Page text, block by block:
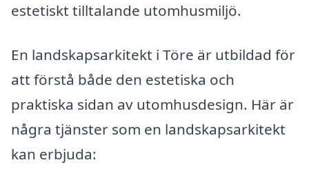
estetiskt tilltalande utomhusmiljö.
En landskapsarkitekt i Töre är utbildad för
att förstå både den estetiska och
praktiska sidan av utomhusdesign. Här är
några tjänster som en landskapsarkitekt
kan erbjuda: